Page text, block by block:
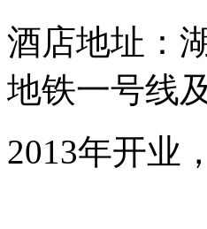
酒店地址：
地铁一号线
2013年开